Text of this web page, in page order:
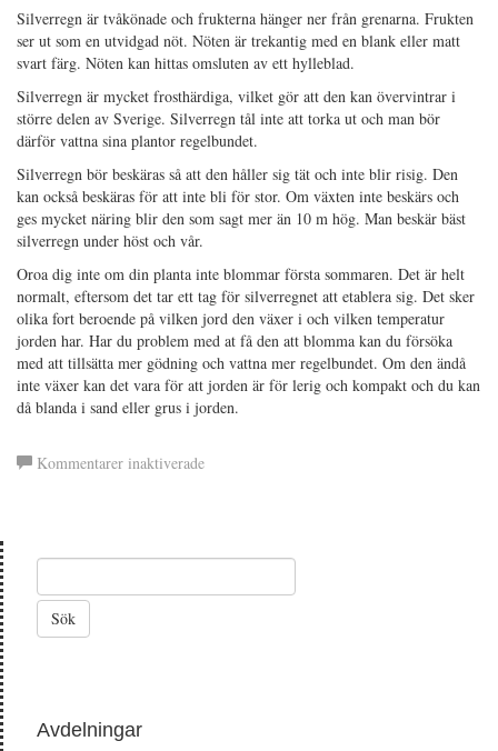
Silverregn är tvåkönade och frukterna hänger ner från grenarna. Frukten
ser ut som en utvidgad nöt. Nöten är trekantig med en blank eller matt
svart färg. Nöten kan hittas omsluten av ett hylleblad.
Silverregn är mycket frosthärdiga, vilket gör att den kan övervintrar i
större delen av Sverige. Silverregn tål inte att torka ut och man bör
därför vattna sina plantor regelbundet.
Silverregn bör beskäras så att den håller sig tät och inte blir risig. Den
kan också beskäras för att inte bli för stor. Om växten inte beskärs och
ges mycket näring blir den som sagt mer än 10 m hög. Man beskär bäst
silverregn under höst och vår.
Oroa dig inte om din planta inte blommar första sommaren. Det är helt
normalt, eftersom det tar ett tag för silverregnet att etablera sig. Det sker
olika fort beroende på vilken jord den växer i och vilken temperatur
jorden har. Har du problem med at få den att blomma kan du försöka
med att tillsätta mer gödning och vattna mer regelbundet. Om den ändå
inte växer kan det vara för att jorden är för lerig och kompakt och du kan
då blanda i sand eller grus i jorden.
Kommentarer inaktiveradeför
Avdelningar